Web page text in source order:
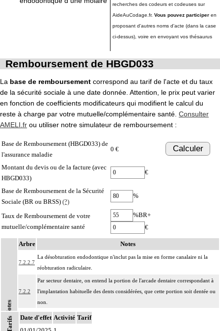
recherches des codeurs et codeuses sur
AideAuCodage.fr. Vous pouvez participer en
proposant d'autres noms d'acte (dans la case
ci-dessus), voire en envoyant vos thésaurus
Remboursement de HBGD033
La base de remboursement correspond au tarif de l'acte et du taux
de la sécurité sociale à une date donnée. Attention, le prix peut varier
en fonction de coefficients modificateurs qui modifient le calcul du
reste à charge par votre mutuelle/complémentaire santé. Consulter
AMELI.fr ou utiliser notre simulateur de remboursement :
Base de Remboursement (HBGD033) de
l'assurance maladie
0 € Calculer
Montant du devis ou de la facture (avec
HBGD033)
€
Base de Remboursement de la Sécurité
Sociale (BR ou BRSS) (?)
%
Taux de Remboursement de votre
mutuelle/complémentaire santé
%BR+
€
Notes
Arbre Notes
7.2.2.7
La désobturation endodontique n'inclut pas la mise en forme canalaire ni la
réobturation radiculaire.
7.2.2
Par secteur dentaire, on entend la portion de l'arcade dentaire correspondant à
l'implantation habituelle des dents considérées, que cette portion soit dentée ou
non.
7
Les actes sur la cavité de l'abdomen, par coelioscopie ou par
rétropéritonéoscopie incluent l'évacuation de collection intraabdominale
Tarifs Date d'effet Activité Tarif